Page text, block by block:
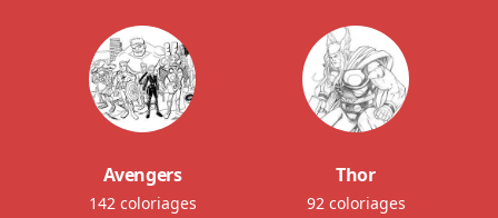
Avengers
142 coloriages
Thor
92 coloriages